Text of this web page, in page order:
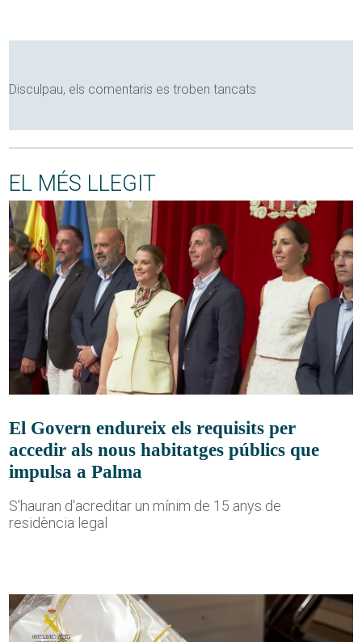
Disculpau, els comentaris es troben tancats
EL MÉS LLEGIT
El Govern endureix els requisits per
accedir als nous habitatges públics que
impulsa a Palma
S'hauran d'acreditar un mínim de 15 anys de
residència legal